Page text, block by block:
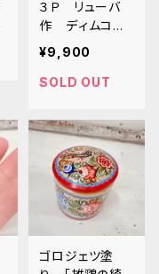
３Ｐ リューバ
作 ディムコボ
スタイル マトリ
ョーシカ 「２羽
のニワトリ」 1
¥9,900
SOLD OUT
ゴロジェツ塗